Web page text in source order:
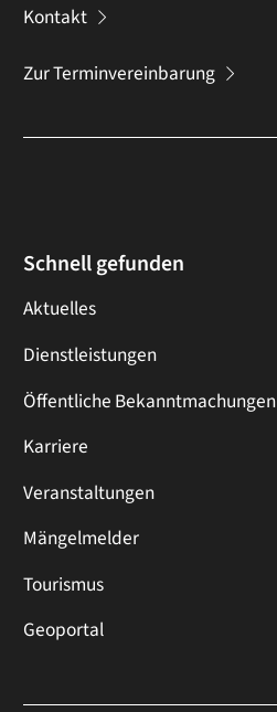
Kontakt
Zur Terminvereinbarung
Schnell gefunden
Aktuelles
Dienstleistungen
Öffentliche Bekanntmachungen
Karriere
Veranstaltungen
Mängelmelder
Tourismus
Geoportal